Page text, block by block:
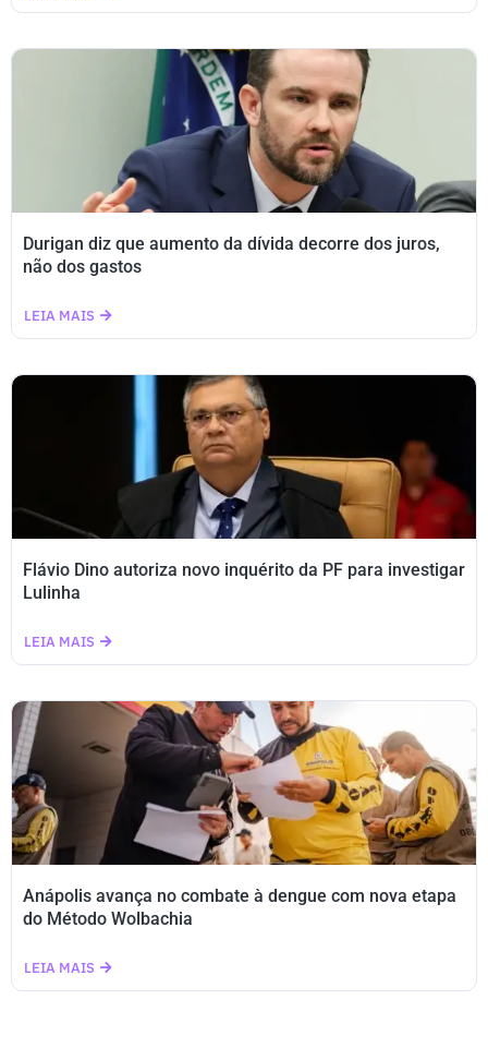
Durigan diz que aumento da dívida decorre dos juros,
não dos gastos
LEIA MAIS
Flávio Dino autoriza novo inquérito da PF para investigar
Lulinha
LEIA MAIS
Anápolis avança no combate à dengue com nova etapa
do Método Wolbachia
LEIA MAIS